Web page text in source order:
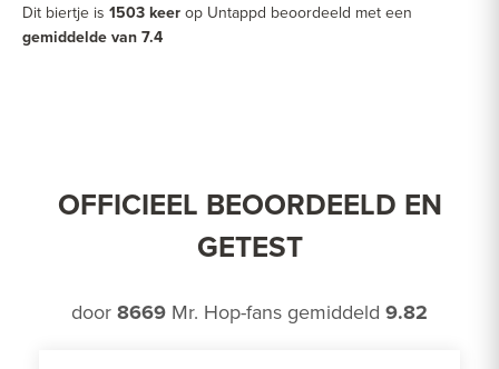
Dit biertje is 1503 keer op Untappd beoordeeld met een
gemiddelde van 7.4
OFFICIEEL BEOORDEELD EN
GETEST
door 8669 Mr. Hop-fans gemiddeld 9.82